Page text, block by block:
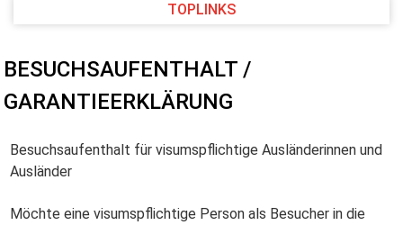
TOPLINKS
BESUCHSAUFENTHALT /
GARANTIEERKLÄRUNG
Besuchsaufenthalt für visumspflichtige Ausländerinnen und
Ausländer
Möchte eine visumspflichtige Person als Besucher in die